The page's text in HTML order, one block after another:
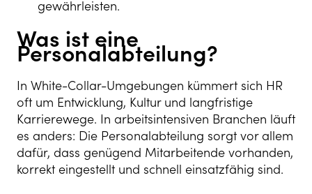
gewährleisten.
Was ist eine
Personalabteilung?
In White-Collar-Umgebungen kümmert sich HR
oft um Entwicklung, Kultur und langfristige
Karrierewege. In arbeitsintensiven Branchen läuft
es anders: Die Personalabteilung sorgt vor allem
dafür, dass genügend Mitarbeitende vorhanden,
korrekt eingestellt und schnell einsatzfähig sind.